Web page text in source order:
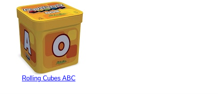
Rolling Cubes ABC